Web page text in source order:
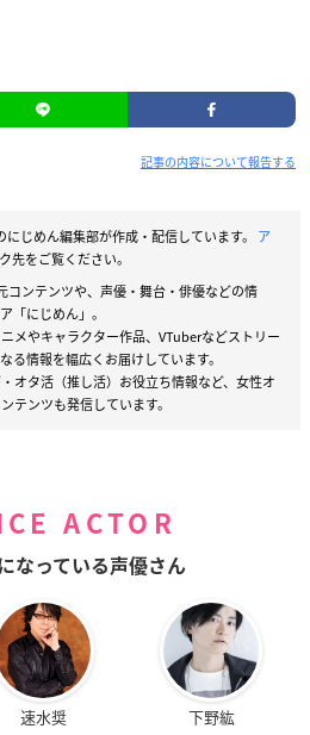
記事の内容について報告する
にじめん編集部が作成・配信しています。 ア
先をご覧ください。
コンテンツや、声優・舞台・俳優などの情
「にじめん」。
メやキャラクター作品、VTuberなどストリー
る情報を幅広くお届けしています。
オタ活（推し活）お役立ち情報など、女性オ
テンツも発信しています。
ACTOR
なっている声優さん
速水奨 下野紘